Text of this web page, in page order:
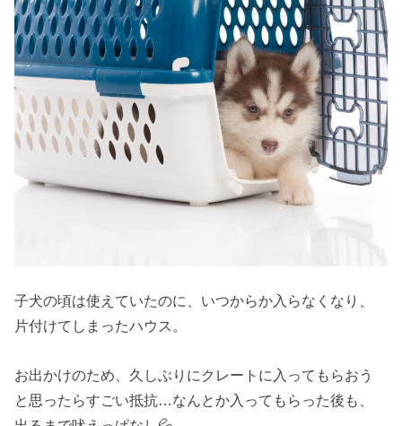
子犬の頃は使えていたのに、いつからか入らなくなり、
片付けてしまったハウス。
お出かけのため、久しぶりにクレートに入ってもらおう
と思ったらすごい抵抗…なんとか入ってもらった後も、